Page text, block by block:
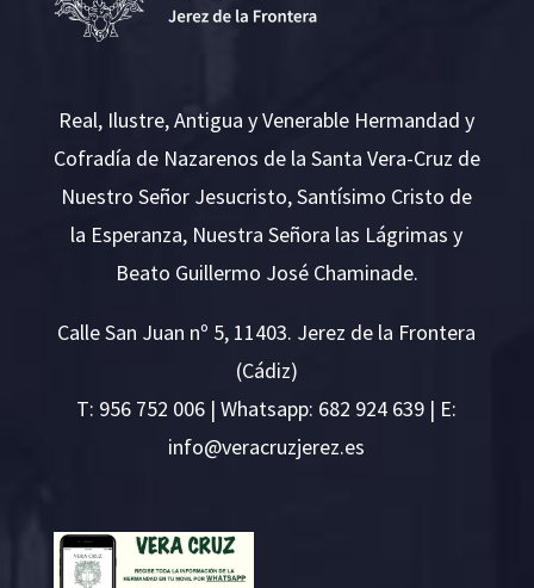
Real, Ilustre, Antigua y Venerable Hermandad y
Cofradía de Nazarenos de la Santa Vera-Cruz de
Nuestro Señor Jesucristo, Santísimo Cristo de
la Esperanza, Nuestra Señora las Lágrimas y
Beato Guillermo José Chaminade.
Calle San Juan nº 5, 11403. Jerez de la Frontera
(Cádiz)
T: 956 752 006 | Whatsapp: 682 924 639 | E:
se.ze
rejzu
rcare
v@ofn
i